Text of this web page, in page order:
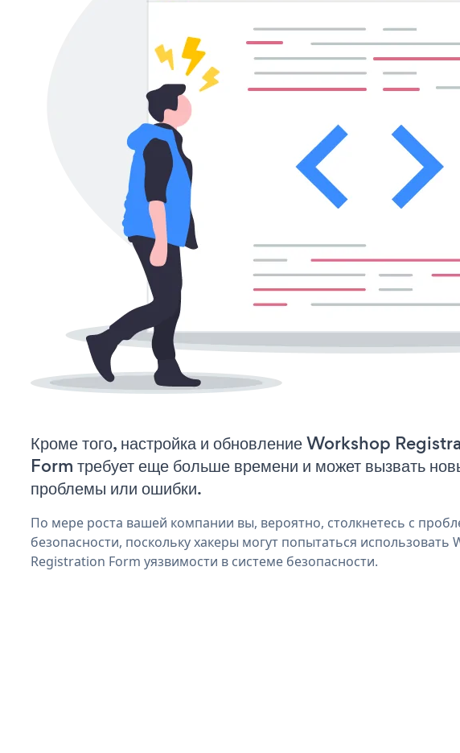
Кроме того, настройка и обновление Workshop
Form требует еще больше времени и может вызвать
проблемы или ошибки.
По мере роста вашей компании вы, вероятно, столкнетесь с
безопасности, поскольку хакеры могут попытаться использовать
Registration Form уязвимости в системе безопасности.